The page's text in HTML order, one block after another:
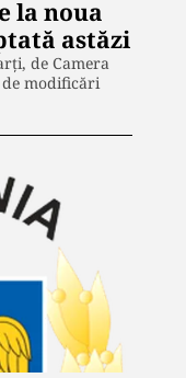
la noua
astăzi
de Camera
de modificări